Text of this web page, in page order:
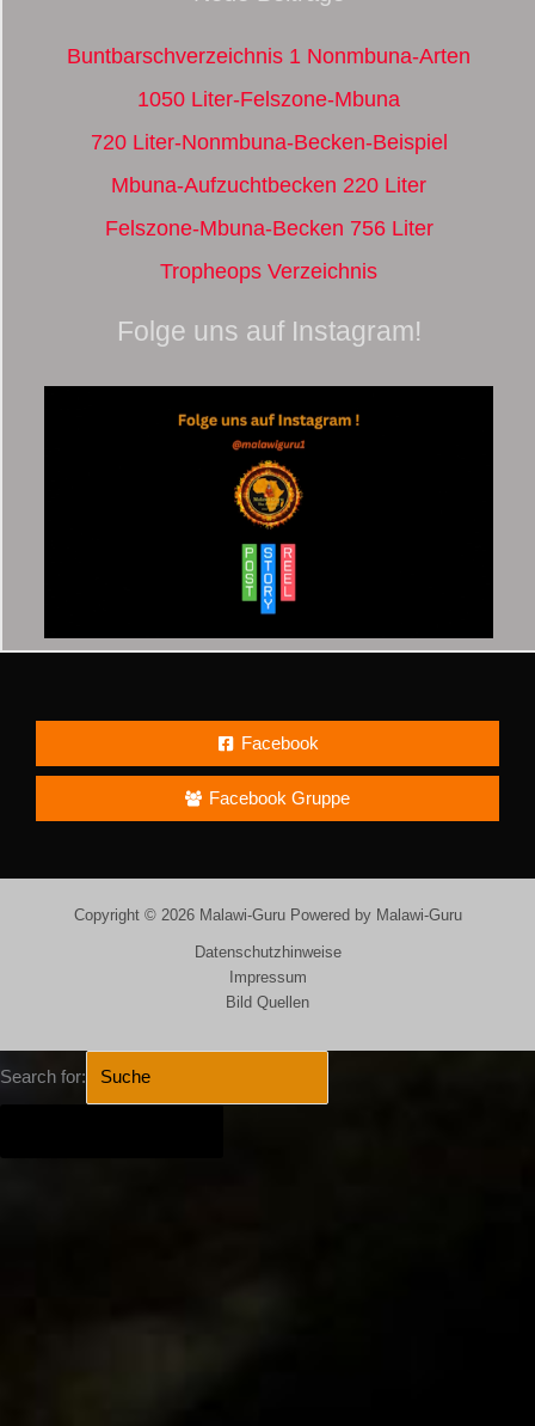
Buntbarschverzeichnis 1 Nonmbuna-Arten
1050 Liter-Felszone-Mbuna
720 Liter-Nonmbuna-Becken-Beispiel
Mbuna-Aufzuchtbecken 220 Liter
Felszone-Mbuna-Becken 756 Liter
Tropheops Verzeichnis
Folge uns auf Instagram!
Facebook
Facebook Gruppe
Copyright © 2026 Malawi-Guru Powered by Malawi-Guru
Datenschutzhinweise
Impressum
Bild Quellen
Search for: